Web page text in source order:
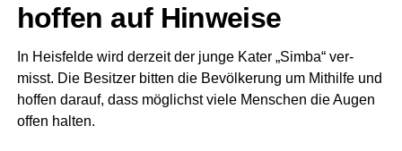
hof­fen auf Hinweise
In Heis­fel­de wird der­zeit der jun­ge Kater „Sim­ba“ ver­
misst. Die Besit­zer bit­ten die Bevöl­ke­rung um Mit­hil­fe und
hof­fen dar­auf, dass mög­lichst vie­le Men­schen die Augen
offen halten.